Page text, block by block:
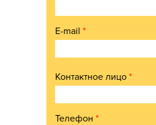
E-mail *
Контактное лицо *
Телефон *